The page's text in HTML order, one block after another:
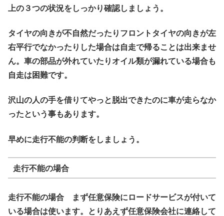
上の３つの状況をしっかり確認しましょう。
タイヤの向きが不自然だったりフロントタイヤの向きが左
右平行でなかったりした場合は自走で帰ることは出来ませ
ん。車の部品が外れていたりオイル類が漏れている場合も
自走は困難です。
沢山の人の手を借りてやっと脱出できたのに車が走らなか
ったという事もあります。
早めに走行不能の判断をしましょう。
走行不能の場合
走行不能の場合 まず任意保険にロードサービスが付いて
いる場合は使います。とりあえず任意保険会社に連絡して